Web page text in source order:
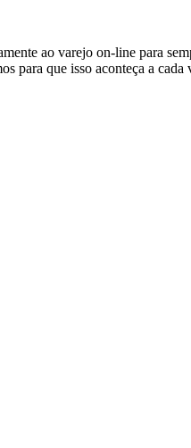
ao varejo on-line para
para que isso aconteça a cada